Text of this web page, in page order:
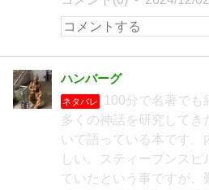
ハンバーグ
ネタバレ
100分で名著でも
多くの神話を研究してき
いて語っている本です。
しい。スティーブンス
ていたという事ですが、